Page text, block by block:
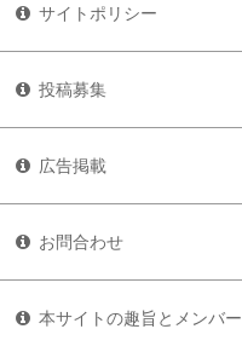
サイトポリシー
投稿募集
広告掲載
お問合わせ
本サイトの趣旨とメンバー